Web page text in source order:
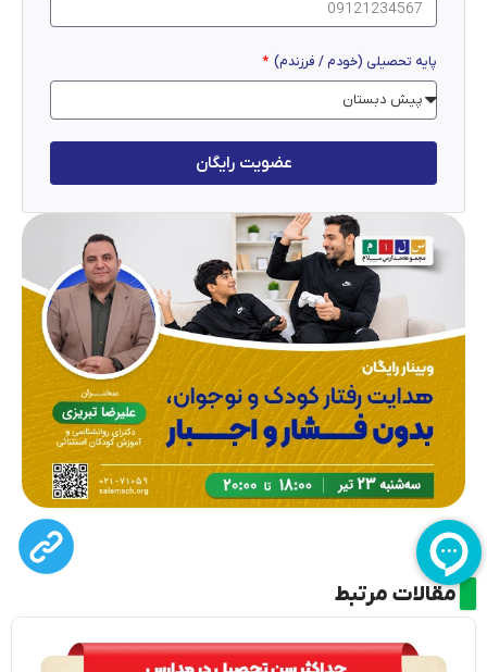
پایه تحصیلی (خودم / فرزندم)
عضویت رایگان
مقالات مرتبط